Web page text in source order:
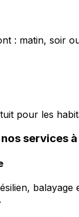
: matin, soir
pour les
services